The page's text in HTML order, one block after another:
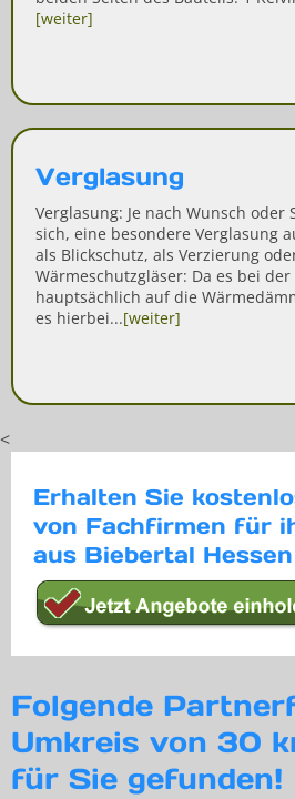
[weiter]
Verglasung
Verglasung: Je nach Wunsch
sich, eine besondere Verglasung
als Blickschutz, als Verzierung
Wärmeschutzgläser: Da es bei der
hauptsächlich auf die
es hierbei...[weiter]
<
Erhalten Sie
von Fachfirmen für
aus Biebertal
Folgende
Umkreis von 30
für Sie gefunden!